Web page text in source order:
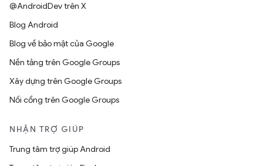
@AndroidDev trên X
Blog Android
Blog về bảo mật của Google
Nền tảng trên Google Groups
Xây dựng trên Google Groups
Nối cổng trên Google Groups
NHẬN TRỢ GIÚP
Trung tâm trợ giúp Android